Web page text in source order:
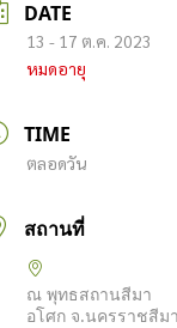
DATE
13 - 17 ต.ค. 2023
หมดอายุ
TIME
ตลอดวัน
สถานที่
ณ พุทธสถานสีมา
อโศก จ.นครราชสีมา